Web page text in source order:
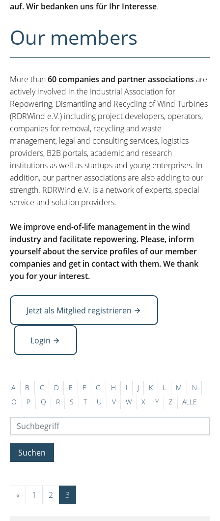
auf. Wir bedanken uns für Ihr Interesse.
Our members
More than60 companies and partner associations are
actively involved in the Industrial Association for
Repowering, Dismantling and Recycling of Wind Turbines
(RDRWind e.V.) including project developers, operators,
companies for removal, recycling and waste
management, legal and consulting services, logistics
providers, B2B portals, academic and research
institutions as well as startups and young enterprises. In
addition, our partner associations are also adding to our
strength. RDRWind e.V. is a network of experts, special
service and solution providers.
We improve end-of-life management in the wind
industry and facilitate repowering. Please, inform
yourself about the service profiles of our member
companies and get in contact with them. We thank
you for your interest.
Jetzt als Mitglied registrieren
Login
A B C D E F G H I J K L M
N
O
P Q R S T U V W X Y Z ALLE
Suchen
« 1 2 3